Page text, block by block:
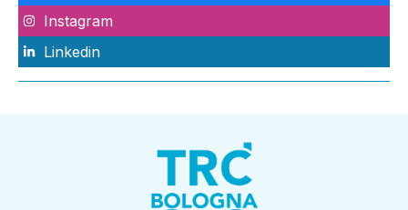
Instagram
Linkedin